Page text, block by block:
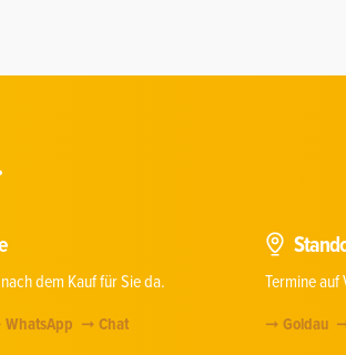
dem Kauf für Sie da.
WhatsApp Chat
Termine auf
Goldau